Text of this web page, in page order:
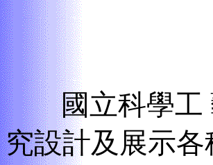
國立科學工
究設計及展示